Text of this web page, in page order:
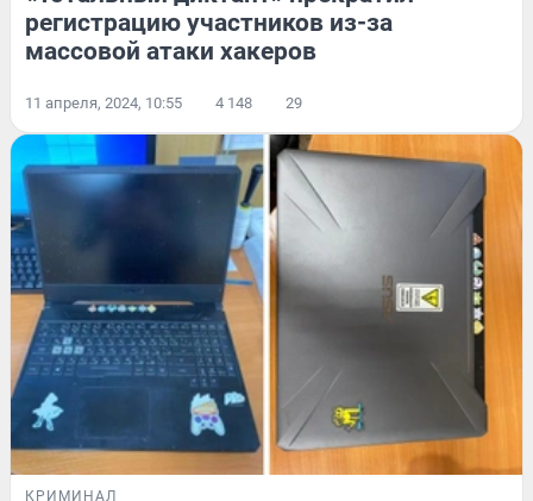
регистрацию участников из-за
массовой атаки хакеров
11 апреля, 2024, 10:55 4 148 29
КРИМИНАЛ